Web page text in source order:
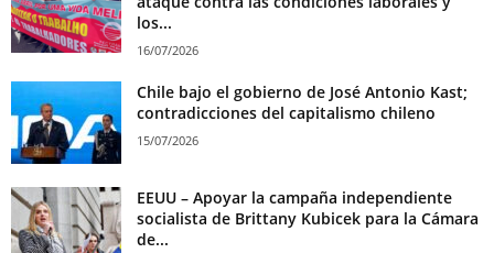
los...
16/07/2026
Chile bajo el gobierno de José Antonio Kast;
contradicciones del capitalismo chileno
15/07/2026
EEUU – Apoyar la campaña independiente
socialista de Brittany Kubicek para la Cámara
de...